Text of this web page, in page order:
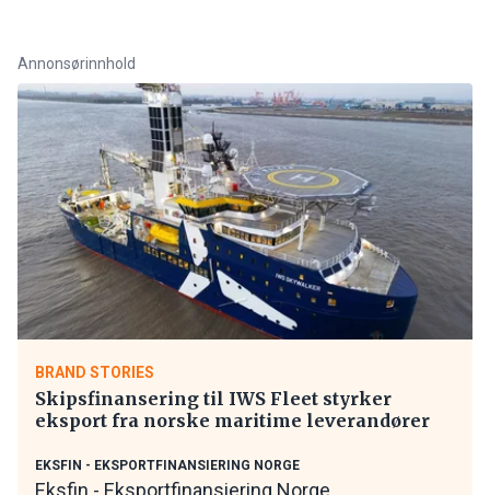
Annonsørinnhold
BRAND STORIES
Skipsfinansering til IWS Fleet styrker
eksport fra norske maritime leverandører
EKSFIN - EKSPORTFINANSIERING NORGE
Eksfin - Eksportfinansiering Norge